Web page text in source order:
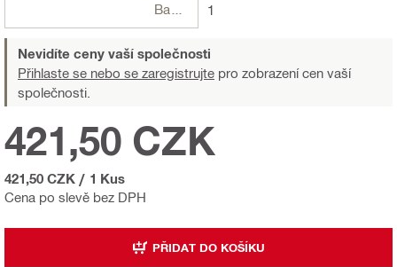
1
Nevidíte ceny vaší společnosti
Přihlaste se nebo se zaregistrujte pro zobrazení cen vaší
společnosti.
Cena po slevě bez DPH
421,50 CZK
421,50 CZK / 1 Kus
PŘIDAT DO KOŠÍKU